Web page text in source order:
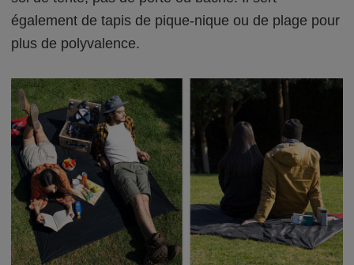
également de tapis de pique-nique ou de plage pour
plus de polyvalence.